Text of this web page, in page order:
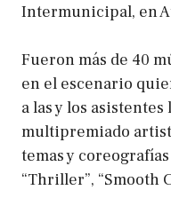
Intermunicipal, en
Fueron más de 40
en el escenario
a las y los
multipremiado
temas y
“Thriller”, “Smooth